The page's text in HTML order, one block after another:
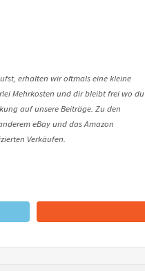
erhalten wir oftmals eine kleine
Mehrkosten und dir bleibt frei wo du
auf unsere Beiträge. Zu den
eBay und das Amazon
Verkäufen.